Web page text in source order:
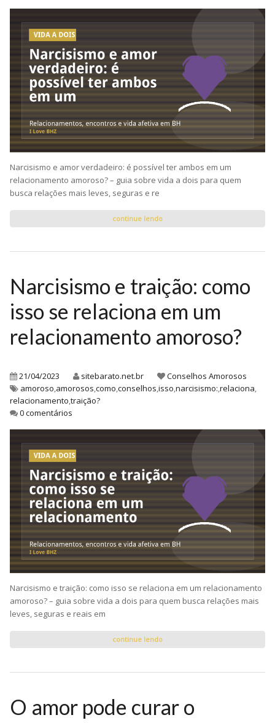
Narcisismo e amor verdadeiro: é possível ter ambos em um
relacionamento amoroso? – guia sobre vida a dois para quem
busca relações mais leves, seguras e re
continue lendo
Narcisismo e traição: como
isso se relaciona em um
relacionamento amoroso?
21/04/2023 sitebarato.net.br
Conselhos Amorosos
amoroso,amorosos,como,conselhos,isso,narcisismo:,relaciona,
relacionamento,traição?
0 comentários
Narcisismo e traição: como isso se relaciona em um relacionamento
amoroso? – guia sobre vida a dois para quem busca relações mais
leves, seguras e reais em
continue lendo
O amor pode curar o